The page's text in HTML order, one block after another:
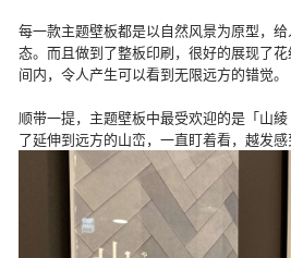
每一款主题壁板都是以自然风景为原型，
态。而且做到了整板印刷，很好的展现了
间内，令人产生可以看到无限远方的错觉。
顺带一提，主题壁板中最受欢迎的是「山
了延伸到远方的山峦，一直盯着看，越发感